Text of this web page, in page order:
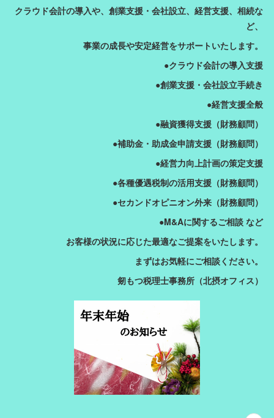
クラウド会計の導入や、創業支援・会社設立、経営支援、相続な
ど、
事業の成長や安定経営をサポートいたします。
●クラウド会計の導入支援
●創業支援・会社設立手続き
●経営支援全般
●融資獲得支援（財務顧問）
●補助金・助成金申請支援（財務顧問）
●経営力向上計画の策定支援
●各種優遇税制の活用支援（財務顧問）
●セカンドオピニオン外来（財務顧問）
●M&Aに関するご相談 など
お客様の状況に応じた最適なご提案をいたします。
まずはお気軽にご相談ください。
剱もつ税理士事務所（北摂オフィス）